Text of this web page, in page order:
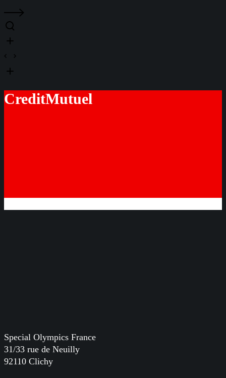
CreditMutuel
Special Olympics France
31/33 rue de Neuilly
92110 Clichy